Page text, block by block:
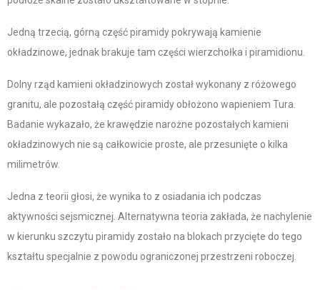
Jedną trzecią, górną część piramidy pokrywają kamienie
okładzinowe, jednak brakuje tam części wierzchołka i piramidionu.
Dolny rząd kamieni okładzinowych został wykonany z różowego
granitu, ale pozostałą część piramidy obłożono wapieniem Tura.
Badanie wykazało, że krawędzie narożne pozostałych kamieni
okładzinowych nie są całkowicie proste, ale przesunięte o kilka
milimetrów.
Jedna z teorii głosi, że wynika to z osiadania ich podczas
aktywności sejsmicznej. Alternatywna teoria zakłada, że nachylenie
w kierunku szczytu piramidy zostało na blokach przycięte do tego
kształtu specjalnie z powodu ograniczonej przestrzeni roboczej.